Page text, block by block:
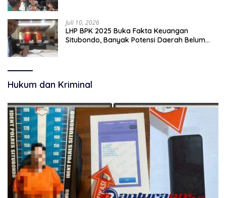
Juli 10, 2026
LHP BPK 2025 Buka Fakta Keuangan
Situbondo, Banyak Potensi Daerah Belum
Hukum dan Kriminal